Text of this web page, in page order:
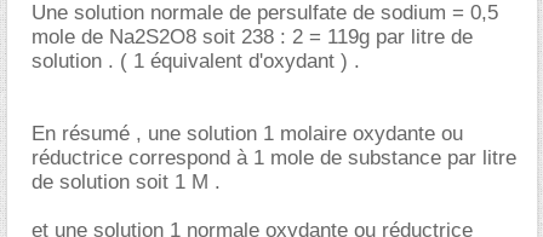
Une solution normale de persulfate de sodium = 0,5
mole de Na2S2O8 soit 238 : 2 = 119g par litre de
solution . ( 1 équivalent d'oxydant ) .
En résumé , une solution 1 molaire oxydante ou
réductrice correspond à 1 mole de substance par litre
de solution soit 1 M .
et une solution 1 normale oxydante ou réductrice